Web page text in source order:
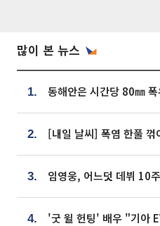
많이 본 뉴스
1.
2.
3.
4.